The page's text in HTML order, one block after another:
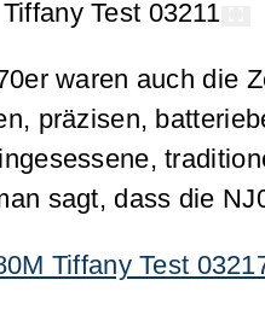
waren auch die
präzisen,
sagt, dass die